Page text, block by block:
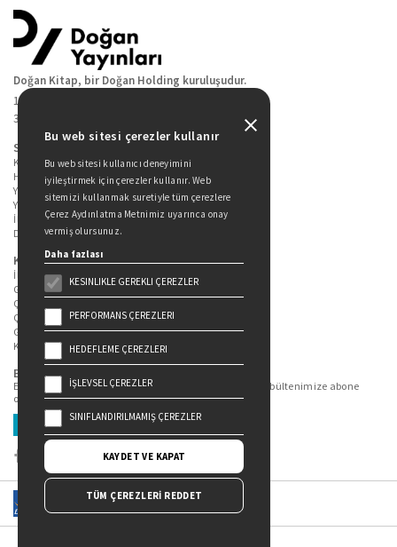
Doğan Kitap, bir Doğan Holding kuruluşudur.
19 Mayıs Cad. Golden Plaza No:1 Kat:10
34360 / Şişli / İstanbul
Sitede Yer Alan Sayfalar
Kitaplarımız
Hakkımızda
Yazarlarımız
Yazar Adayları İçin
İletişim
Duygu Asena Roman Ödülü
Kişisel Verilerin Korunması
İlgili Kişi Başvuru Formu
Genel Aydınlatma Metni
Çekiliş Aydınlatma Metni
Çerez Aydınlatma Metni
Gizlilik Politikası
Kullanım Şartları
Bizi Takip Edin...
En güncel kitap ve etkinliklerden haberdar olmak için bültenimize abone
olun.
Üye Ol
Bu web sitesi çerezler kullanır
Bu web sitesi kullanıcı deneyimini
iyileştirmek için çerezler kullanır. Web
sitemizi kullanmak suretiyle tüm çerezlere
Çerez Aydınlatma Metnimiz uyarınca onay
vermiş olursunuz.
Daha fazlası
KESINLIKLE GEREKLI ÇEREZLER
PERFORMANS ÇEREZLERI
HEDEFLEME ÇEREZLERI
İŞLEVSEL ÇEREZLER
SINIFLANDIRILMAMIŞ ÇEREZLER
KAYDET VE KAPAT
TÜM ÇEREZLERİ REDDET